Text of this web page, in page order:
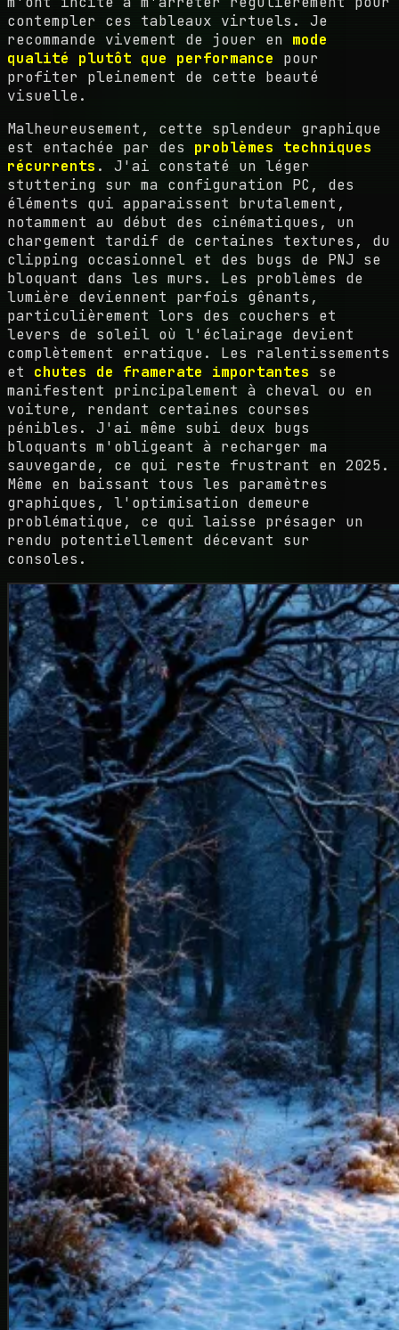
contempler ces tableaux virtuels. Je
recommande vivement de jouer en mode
qualité plutôt que performance pour
profiter pleinement de cette beauté
visuelle.
Malheureusement, cette splendeur graphique
est entachée par des problèmes techniques
récurrents . J'ai constaté un léger
stuttering sur ma configuration PC, des
éléments qui apparaissent brutalement,
notamment au début des cinématiques, un
chargement tardif de certaines textures, du
clipping occasionnel et des bugs de PNJ se
bloquant dans les murs. Les problèmes de
lumière deviennent parfois gênants,
particulièrement lors des couchers et
levers de soleil où l'éclairage devient
complètement erratique. Les ralentissements
et chutes de framerate importantes se
manifestent principalement à cheval ou en
voiture, rendant certaines courses
pénibles. J'ai même subi deux bugs
bloquants m'obligeant à recharger ma
sauvegarde, ce qui reste frustrant en 2025.
Même en baissant tous les paramètres
graphiques, l'optimisation demeure
problématique, ce qui laisse présager un
rendu potentiellement décevant sur
consoles.